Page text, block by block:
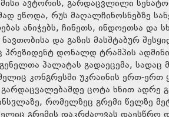
ავტორის, გარდაცვლილი
ეწოდა, რუს მაღალჩინოსნებზე
ანიჭებს, ჩინეთს, ინდოეთსა და
და გაზის მასშტაბურ
პრეზიდენტ დონალდ ტრამპის
პალატას გადაეცემა, სადაც
კონგრესში უკრაინის ერთ-ერთ
ცოტა ხნით ადრე
რომელზეც გრემი წელზე